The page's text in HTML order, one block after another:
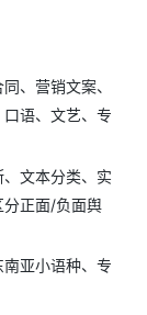
、营销文案、
语、文艺、专
文本分类、实
分正面/负面舆
亚小语种、专